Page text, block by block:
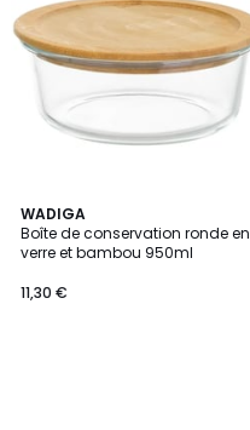
WADIGA
Boîte de conservation ronde en
verre et bambou 950ml
11,30 €